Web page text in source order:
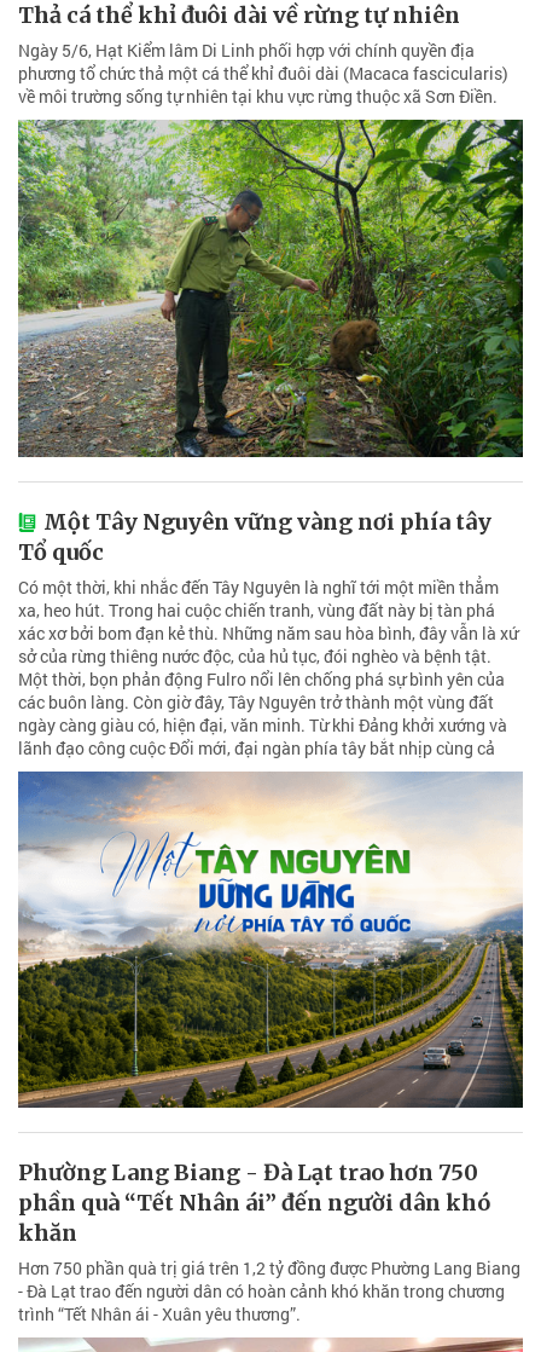
Thả cá thể khỉ đuôi dài về rừng tự nhiên
Ngày 5/6, Hạt Kiểm lâm Di Linh phối hợp với chính quyền địa
phương tổ chức thả một cá thể khỉ đuôi dài (Macaca fascicularis)
về môi trường sống tự nhiên tại khu vực rừng thuộc xã Sơn Điền.
Một Tây Nguyên vững vàng nơi phía tây
Tổ quốc
Có một thời, khi nhắc đến Tây Nguyên là nghĩ tới một miền thẳm
xa, heo hút. Trong hai cuộc chiến tranh, vùng đất này bị tàn phá
xác xơ bởi bom đạn kẻ thù. Những năm sau hòa bình, đây vẫn là xứ
sở của rừng thiêng nước độc, của hủ tục, đói nghèo và bệnh tật.
Một thời, bọn phản động Fulro nổi lên chống phá sự bình yên của
các buôn làng. Còn giờ đây, Tây Nguyên trở thành một vùng đất
ngày càng giàu có, hiện đại, văn minh. Từ khi Đảng khởi xướng và
lãnh đạo công cuộc Đổi mới, đại ngàn phía tây bắt nhịp cùng cả
Phường Lang Biang - Đà Lạt trao hơn 750
phần quà “Tết Nhân ái” đến người dân khó
khăn
Hơn 750 phần quà trị giá trên 1,2 tỷ đồng được Phường Lang Biang
- Đà Lạt trao đến người dân có hoàn cảnh khó khăn trong chương
trình “Tết Nhân ái - Xuân yêu thương”.